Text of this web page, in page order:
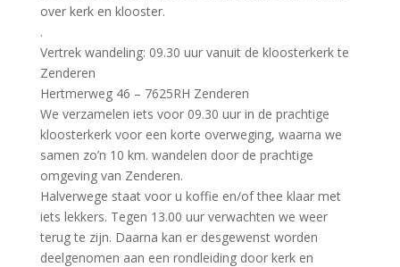
over kerk en klooster.
.
Vertrek wandeling: 09.30 uur vanuit de kloosterkerk te
Zenderen
Hertmerweg 46 – 7625RH Zenderen
We verzamelen iets voor 09.30 uur in de prachtige
kloosterkerk voor een korte overweging, waarna we
samen zo’n 10 km. wandelen door de prachtige
omgeving van Zenderen.
Halverwege staat voor u koffie en/of thee klaar met
iets lekkers. Tegen 13.00 uur verwachten we weer
terug te zijn. Daarna kan er desgewenst worden
deelgenomen aan een rondleiding door kerk en